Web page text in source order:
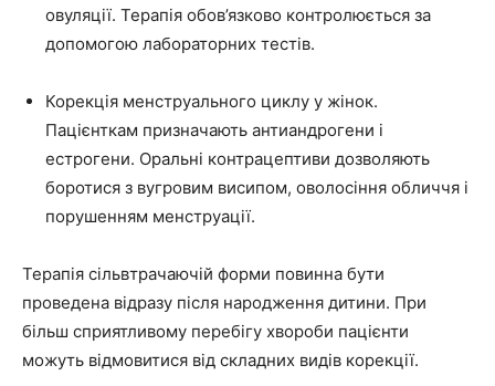
овуляції. Терапія обов’язково контролюється за
допомогою лабораторних тестів.
Корекція менструального циклу у жінок.
Пацієнткам призначають антиандрогени і
естрогени. Оральні контрацептиви дозволяють
боротися з вугровим висипом, оволосіння обличчя і
порушенням менструації.
Терапія сільвтрачаючій форми повинна бути
проведена відразу після народження дитини. При
більш сприятливому перебігу хвороби пацієнти
можуть відмовитися від складних видів корекції.